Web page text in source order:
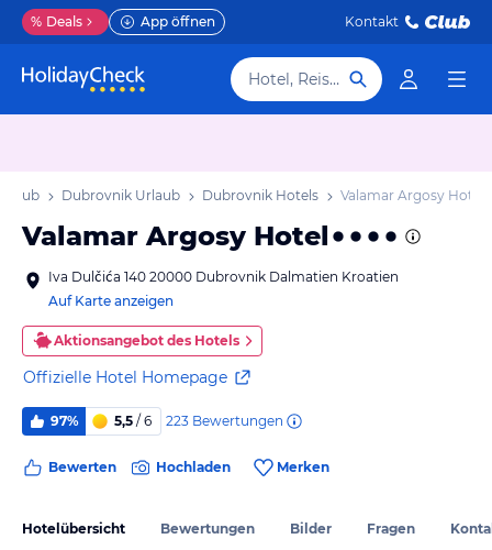
% Deals App öffnen Kontakt
Hotel, Reiseziel
Dubrovnik Urlaub Dubrovnik Hotels Valamar Argosy Hotel
Valamar Argosy Hotel
Iva Dulčića 140 20000 Dubrovnik Dalmatien Kroatien
Auf Karte anzeigen
Aktionsangebot des Hotels
Offizielle Hotel Homepage
97% 5,5 / 6 223 Bewertungen
Bewerten Hochladen Merken
Hotelübersicht Bewertungen Bilder Fragen